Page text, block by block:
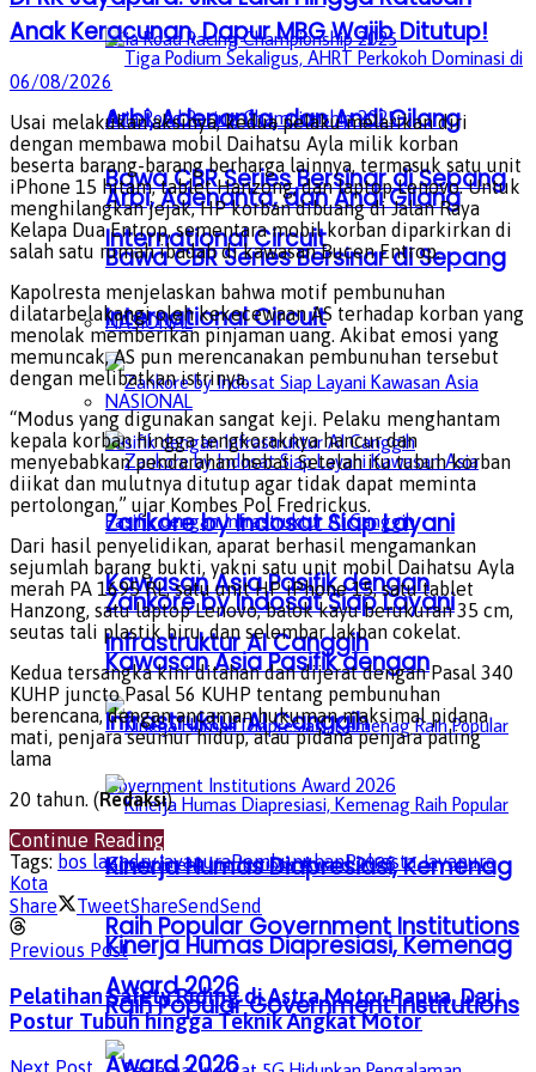
Arbi, Adenanta, dan Andi Gilang
Bawa CBR Series Bersinar di Sepang
International Circuit
NASIONAL
Zankore by Indosat Siap Layani
Kawasan Asia Pasifik dengan
Infrastruktur AI Canggih
Kinerja Humas Diapresiasi, Kemenag
Raih Popular Government Institutions
Award 2026
Arbi, Adenanta, dan Andi Gilang
Bawa CBR Series Bersinar di Sepang
International Circuit
NASIONAL
Zankore by Indosat Siap Layani
Kawasan Asia Pasifik dengan
Infrastruktur AI Canggih
Kinerja Humas Diapresiasi, Kemenag
Raih Popular Government Institutions
Award 2026
Anak Keracunan, Dapur MBG Wajib Ditutup!
06/08/2026
Usai melakukan aksinya, kedua pelaku melarikan diri
dengan membawa mobil Daihatsu Ayla milik korban
beserta barang-barang berharga lainnya, termasuk satu unit
iPhone 15 hitam, tablet Hanzong, dan laptop Lenovo. Untuk
menghilangkan jejak, HP korban dibuang di Jalan Raya
Kelapa Dua Entrop, sementara mobil korban diparkirkan di
salah satu rumah ibadah di kawasan Bucen Entrop.
Kapolresta menjelaskan bahwa motif pembunuhan
dilatarbelakangi oleh kekecewaan AS terhadap korban yang
menolak memberikan pinjaman uang. Akibat emosi yang
memuncak, AS pun merencanakan pembunuhan tersebut
dengan melibatkan istrinya.
“Modus yang digunakan sangat keji. Pelaku menghantam
kepala korban hingga tengkoraknya hancur dan
menyebabkan pendarahan hebat. Setelah itu tubuh korban
diikat dan mulutnya ditutup agar tidak dapat meminta
pertolongan,” ujar Kombes Pol Fredrickus.
Dari hasil penyelidikan, aparat berhasil mengamankan
sejumlah barang bukti, yakni satu unit mobil Daihatsu Ayla
merah PA 1695 RL, satu unit HP iPhone 15, satu tablet
Hanzong, satu laptop Lenovo, balok kayu berukuran 35 cm,
seutas tali plastik biru, dan selembar lakban cokelat.
Kedua tersangka kini ditahan dan dijerat dengan Pasal 340
KUHP juncto Pasal 56 KUHP tentang pembunuhan
berencana, dengan ancaman hukuman maksimal pidana
mati, penjara seumur hidup, atau pidana penjara paling
lama
20 tahun. (Redaksi)
Continue Reading
Tags: bos laundryJayapuraPembunuhanPolresta Jayapura
Kota
Share
TweetShareSendSend
Previous Post
Pelatihan Safety Riding di Astra Motor Papua, Dari
Postur Tubuh hingga Teknik Angkat Motor
Next Post